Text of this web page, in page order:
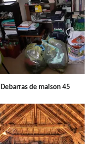
Debarras de maison 45